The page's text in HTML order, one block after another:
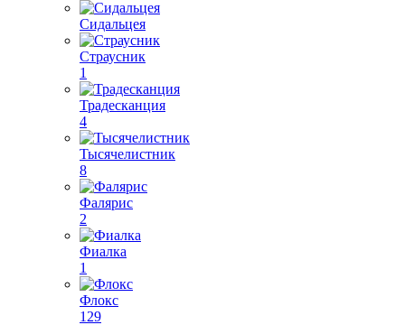
Сидальцея
Страусник
1
Традесканция
4
Тысячелистник
8
Фалярис
2
Фиалка
1
Флокс
129